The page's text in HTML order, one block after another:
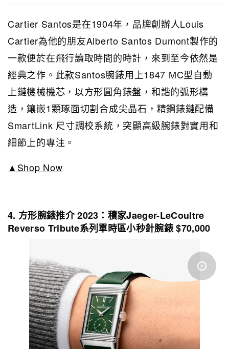
Cartier Santos是在1904年，品牌創辦人Louis
Cartier為他的朋友Alberto Santos Dumont製作的
一款便於在飛行讀取時間的時計，來到至今依然是
經典之作。此款Santos腕錶用上1847 MC型自動
上鏈機械機芯，以方形圓角錶盤，和諧的弧形構
造，鑲嵌1顆琢面切割合成尖晶石，精鋼錶鏈配備
SmartLink 尺寸調校系統，突顯高級腕錶對實用和
細節上的專注。
▲Shop Now
4. 方形腕錶推介 2023：積家Jaeger-LeCoultre
Reverso Tribute系列單時區小秒針腕錶 $70,000